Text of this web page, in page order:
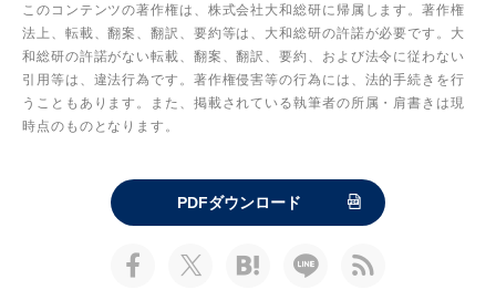
このコンテンツの著作権は、株式会社大和総研に帰属します。著作権
法上、転載、翻案、翻訳、要約等は、大和総研の許諾が必要です。大
和総研の許諾がない転載、翻案、翻訳、要約、および法令に従わない
引用等は、違法行為です。著作権侵害等の行為には、法的手続きを行
うこともあります。また、掲載されている執筆者の所属・肩書きは現
時点のものとなります。
PDFダウンロード